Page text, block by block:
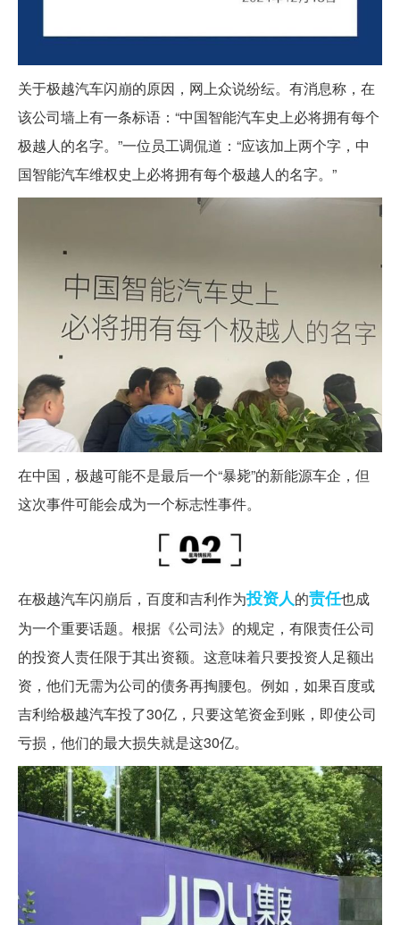
关于极越汽车闪崩的原因，网上众说纷纭。有消息称，在
该公司墙上有一条标语：“中国智能汽车史上必将拥有每个
极越人的名字。”一位员工调侃道：“应该加上两个字，中
国智能汽车维权史上必将拥有每个极越人的名字。”
在中国，极越可能不是最后一个“暴毙”的新能源车企，但
这次事件可能会成为一个标志性事件。
在极越汽车闪崩后，百度和吉利作为投资人的责任也成
为一个重要话题。根据《公司法》的规定，有限责任公司
的投资人责任限于其出资额。这意味着只要投资人足额出
资，他们无需为公司的债务再掏腰包。例如，如果百度或
吉利给极越汽车投了30亿，只要这笔资金到账，即使公司
亏损，他们的最大损失就是这30亿。